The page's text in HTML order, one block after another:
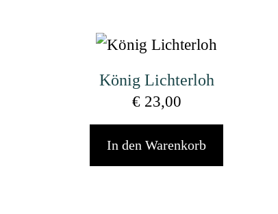
König Lichterloh
€23,00
In den Warenkorb